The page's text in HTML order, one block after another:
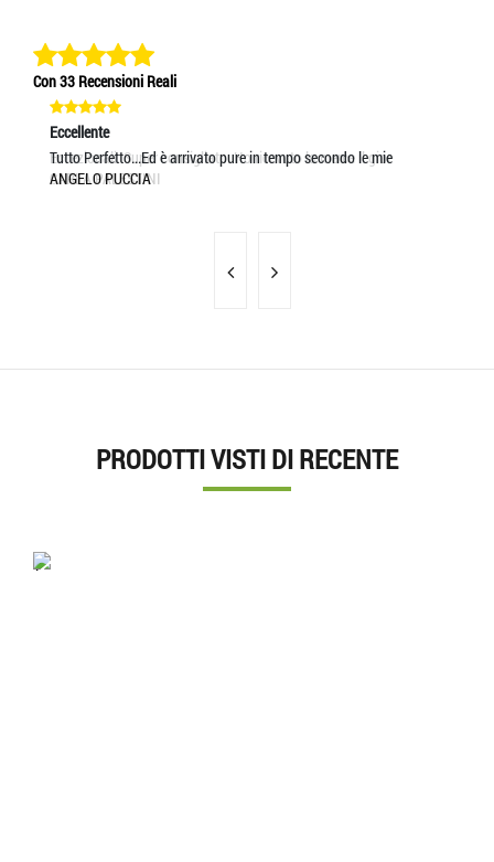
Con 33 Recensioni Reali
Eccellente
Eccezionali. Super consigliato. Ho ricevuto la merce il gior
CARLA PALESTINI
Eccellente
Tutto Perfetto...Ed è arrivato pure in tempo secondo le mie
ANGELO PUCCIA
PRODOTTI VISTI DI RECENTE
'.'